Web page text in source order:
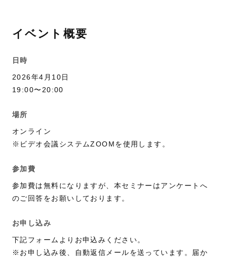
イベント概要
日時
2026年4月10日
19:00〜20:00
場所
オンライン
※ビデオ会議システムZOOMを使用します。
参加費
参加費は無料になりますが、本セミナーはアンケートへ
のご回答をお願いしております。
お申し込み
下記フォームよりお申込みください。
※お申し込み後、自動返信メールを送っています。届か